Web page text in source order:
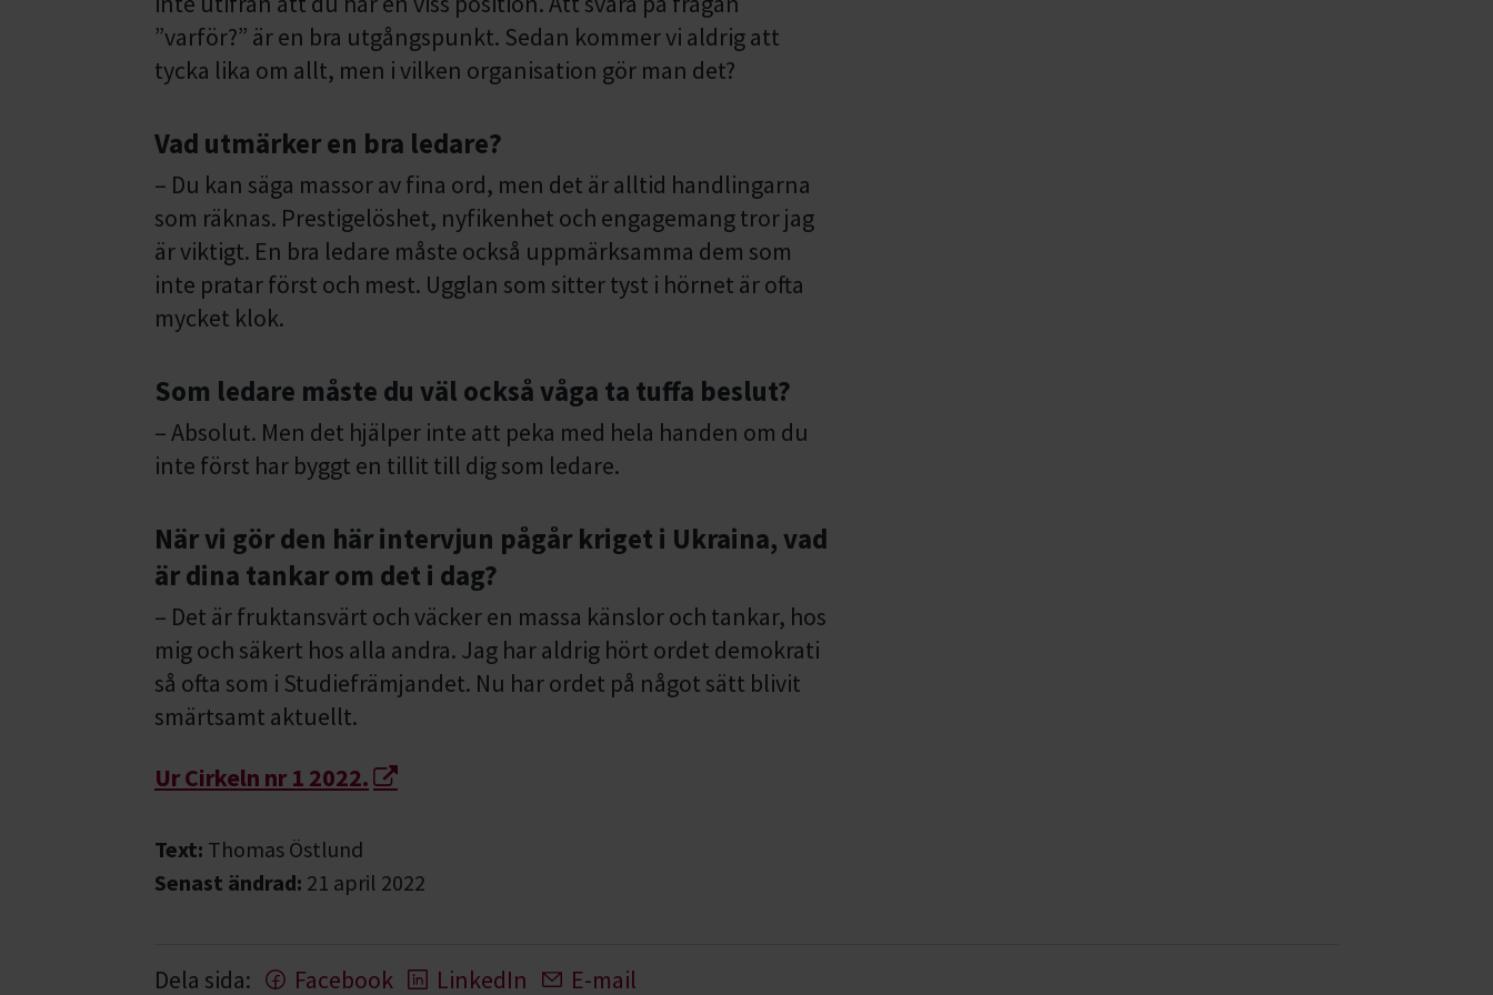
”varför?” är en bra utgångspunkt. Sedan kommer vi aldrig att
tycka lika om allt, men i vilken organisation gör man det?
Vad utmärker en bra ledare?
– Du kan säga massor av fina ord, men det är alltid handlingarna
som räknas. Prestigelöshet, nyfikenhet och engagemang tror jag
är viktigt. En bra ledare måste också uppmärksamma dem som
inte pratar först och mest. Ugglan som sitter tyst i hörnet är ofta
mycket klok.
Som ledare måste du väl också våga ta tuffa beslut?
– Absolut. Men det hjälper inte att peka med hela handen om du
inte först har byggt en tillit till dig som ledare.
När vi gör den här intervjun pågår kriget i Ukraina, vad
är dina tankar om det i dag?
– Det är fruktansvärt och väcker en massa känslor och tankar, hos
mig och säkert hos alla andra. Jag har aldrig hört ordet demokrati
så ofta som i Studiefrämjandet. Nu har ordet på något sätt blivit
smärtsamt aktuellt.
Ur Cirkeln nr 1 2022.
Text: Thomas Östlund
Senast ändrad: 21 april 2022
Dela sida: Facebook LinkedIn E-mail